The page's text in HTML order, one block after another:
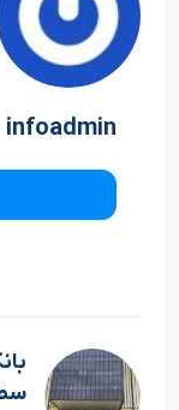
infoadmin
سطح ۱۵ درصد